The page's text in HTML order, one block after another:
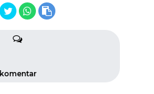
komentar